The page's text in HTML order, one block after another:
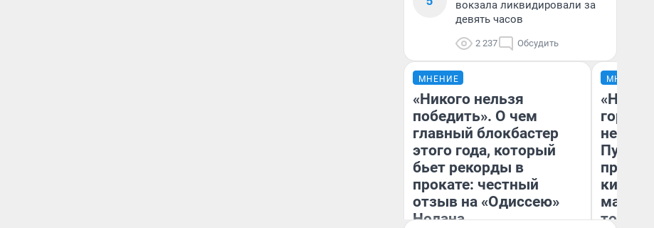
вокзала ликвидировали за
девять часов
2 237 Обсудить
МНЕНИЕ
«Никого нельзя
победить». О чем
главный блокбастер
этого года, который
бьет рекорды в
прокате: честный
отзыв на «Одиссею»
Нолана
МНЕНИЕ
«Нет
того